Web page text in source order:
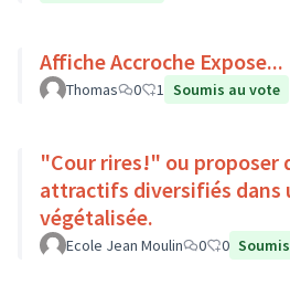
Affiche Accroche Expose...
Thomas 0 1 Soumis au vote
"Cour rires!" ou proposer
attractifs diversifiés dans
végétalisée.
Ecole Jean Moulin 0 0